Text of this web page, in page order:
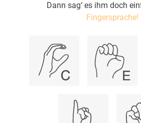
Dann sag‘ es ihm doch
Fingersprache!